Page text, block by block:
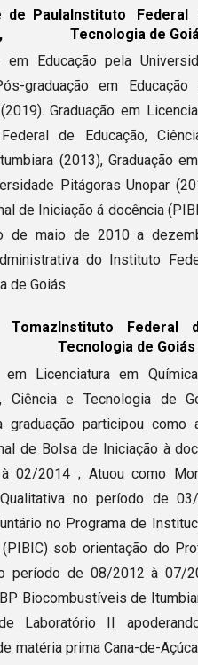
de PaulaInstituto Federal
Tecnologia de
em Educação pela
graduação em
Graduação em
de Educação,
(2013), Graduação
Pitágoras Unopar
de Iniciação á docência
de maio de 2010 a
do Instituto
de Goiás.
Tomaz Instituto Federal
Tecnologia de Goiás
em Licenciatura em
Ciência e Tecnologia de
graduação participou como
de Bolsa de Iniciação à
02/2014 ; Atuou como
no período de
no Programa de
sob orientação do
período de 08/2012 à 07/
Biocombustíveis de
Laboratório II
matéria prima Cana-de-